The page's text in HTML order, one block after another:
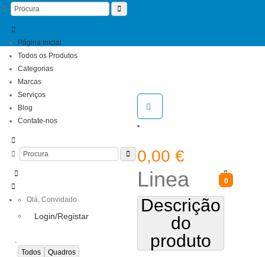
Página Inicial
Todos os Produtos
Categorias
Marcas
Serviços
Blog
Contate-nos
0
Olá, Convidado
Login/Registar
Todos Quadros
0,00 €
Linea
Descrição
do
produto